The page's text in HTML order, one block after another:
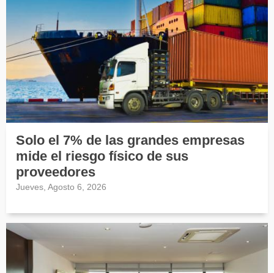
Solo el 7% de las grandes empresas
mide el riesgo físico de sus
proveedores
Jueves, Agosto 6, 2026